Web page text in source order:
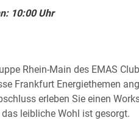
10:00 Uhr
Rhein-Main des EMAS
Frankfurt Energiethemen
erleben Sie einen
leibliche Wohl ist gesorgt.